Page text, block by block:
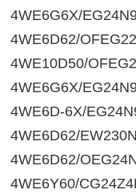
4WE6G6X/
4WE6D62/
4WE10D50/
4WE6G6X/
4WE6D-6X/
4WE6D62/
4WE6D62/
4WE6Y60/